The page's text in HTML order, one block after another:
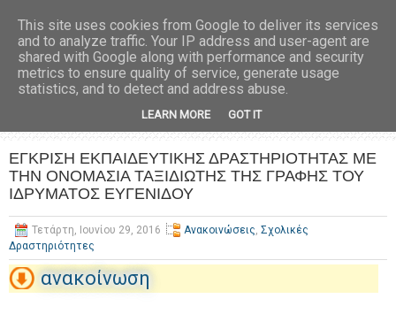
ΕΓΚΡΙΣΗ ΕΚΠΑΙΔΕΥΤΙΚΗΣ ΔΡΑΣΤΗΡΙΟΤΗΤΑΣ ΜΕ
ΤΗΝ ΟΝΟΜΑΣΙΑ ΤΑΞΙΔΙΩΤΗΣ ΤΗΣ ΓΡΑΦΗΣ ΤΟΥ
ΙΔΡΥΜΑΤΟΣ ΕΥΓΕΝΙΔΟΥ
Τετάρτη, Ιουνίου 29, 2016 Ανακοινώσεις, Σχολικές
Δραστηριότητες
ανακοίνωση
This site uses cookies from Google to deliver its services
and to analyze traffic. Your IP address and user-agent are
shared with Google along with performance and security
metrics to ensure quality of service, generate usage
statistics, and to detect and address abuse.
LEARN MORE GOT IT